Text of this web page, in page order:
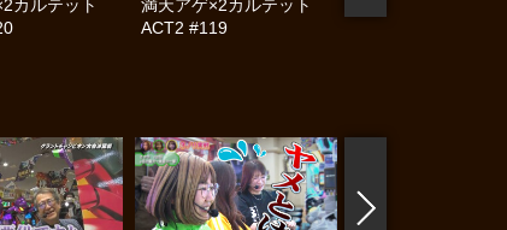
カルテット
満天アゲ×2カルテット
ACT2 #119